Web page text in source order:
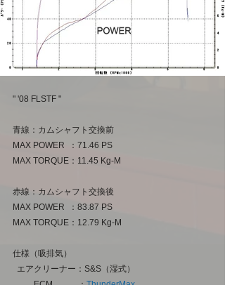
" '08 FLSTF "
青線：カムシャフト交換前
MAX POWER  ：71.46 PS
MAX TORQUE：11.45 Kg-M
赤線：カムシャフト交換後
MAX POWER  ：83.87 PS
MAX TORQUE：12.79 Kg-M
仕様（吸排気）
  エアクリーナー：S&S（湿式）